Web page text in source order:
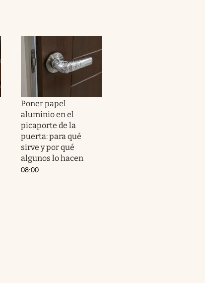
Poner papel
aluminio en el
picaporte de la
puerta: para qué
sirve y por qué
algunos lo hacen
08:00